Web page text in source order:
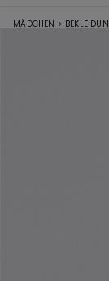
MÄDCHEN >